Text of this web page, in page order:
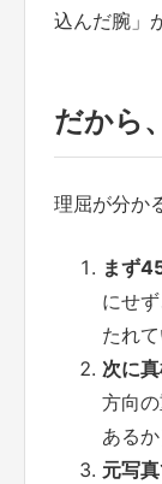
込んだ腕」
だから
理屈が分か
まず
にせ
たれ
次に
方向
ある
元写